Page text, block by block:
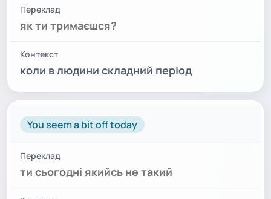
як ти тримаєшся?
коли в людини складний період
You seem a bit off today
ти сьогодні якийсь не такий